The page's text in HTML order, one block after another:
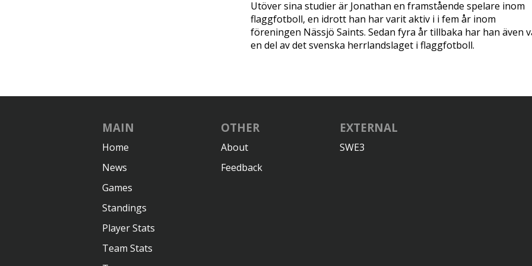
Utöver sina studier är Jonathan en framstående spelare inom
flaggfotboll, en idrott han har varit aktiv i i fem år inom
föreningen Nässjö Saints. Sedan fyra år tillbaka har han även
en del av det svenska herrlandslaget i flaggfotboll.
MAIN
Home
News
Games
Standings
Player Stats
Team Stats
OTHER
About
Feedback
EXTERNAL
SWE3